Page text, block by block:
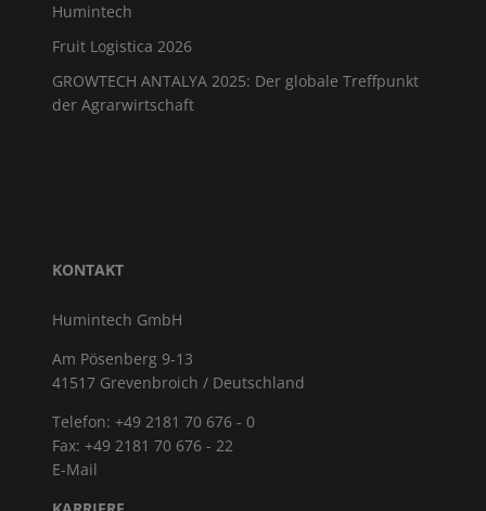
Humintech
Fruit Logistica 2026
GROWTECH ANTALYA 2025: Der globale Treffpunkt
der Agrarwirtschaft
KONTAKT
Humintech GmbH
Am Pösenberg 9-13
41517 Grevenbroich / Deutschland
Telefon: +49 2181 70 676 - 0
Fax: +49 2181 70 676 - 22
E-Mail